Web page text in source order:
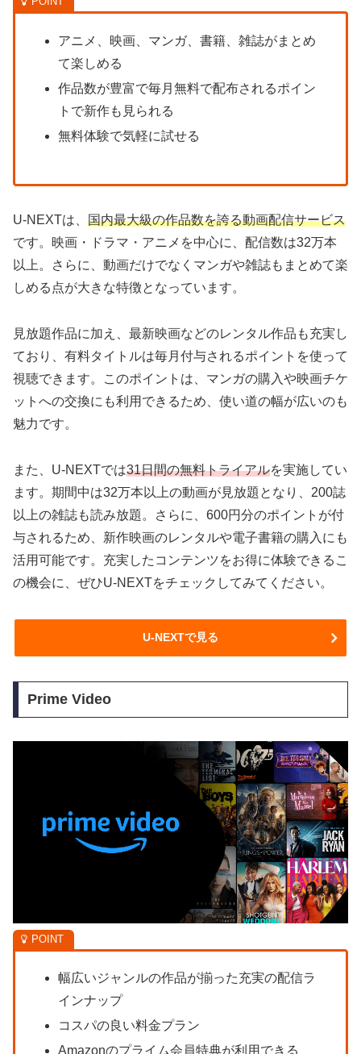
アニメ、映画、マンガ、書籍、雑誌がまとめ
て楽しめる
作品数が豊富で毎月無料で配布されるポイン
トで新作も見られる
無料体験で気軽に試せる
U-NEXTは、 国内最大級の作品数を誇る動画配信サービス
です。映画・ドラマ・アニメを中心に、配信数は32万本
以上。さらに、動画だけでなくマンガや雑誌もまとめて楽
しめる点が大きな特徴となっています。
見放題作品に加え、最新映画などのレンタル作品も充実し
ており、有料タイトルは毎月付与されるポイントを使って
視聴できます。このポイントは、マンガの購入や映画チケ
ットへの交換にも利用できるため、使い道の幅が広いのも
魅力です。
また、U-NEXTでは31日間の無料トライアルを実施してい
ます。期間中は32万本以上の動画が見放題となり、200誌
以上の雑誌も読み放題。さらに、600円分のポイントが付
与されるため、新作映画のレンタルや電子書籍の購入にも
活用可能です。充実したコンテンツをお得に体験できるこ
の機会に、ぜひU-NEXTをチェックしてみてください。
U-NEXTで見る
Prime Video
幅広いジャンルの作品が揃った充実の配信ラ
インナップ
コスパの良い料金プラン
Amazonのプライム会員特典が利用できる